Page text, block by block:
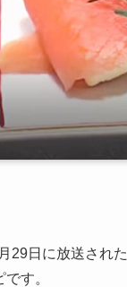
29日に放送された
す。